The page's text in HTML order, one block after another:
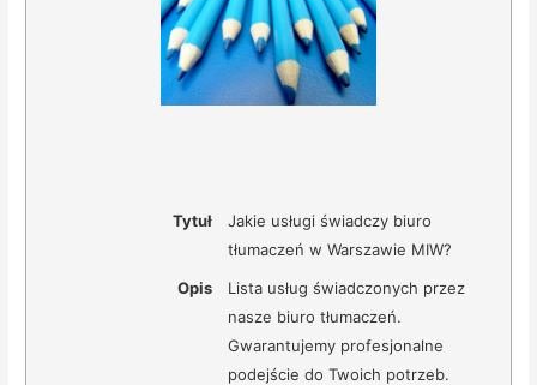
Tytuł
Jakie usługi świadczy biuro
tłumaczeń w Warszawie MIW?
Opis
Lista usług świadczonych przez
nasze biuro tłumaczeń.
Gwarantujemy profesjonalne
podejście do Twoich potrzeb.